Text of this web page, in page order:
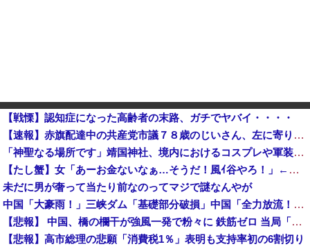
【戦慄】認知症になった高齢者の末路、ガチでヤバイ・・・・
【速報】赤旗配達中の共産党市議７８歳のじいさん、左に寄りすぎたか車で民家当て逃げ他
「神聖なる場所です」靖国神社、境内におけるコスプレや軍装の禁止を発表！
【たし蟹】女「あーお金ないなぁ…そうだ！風ｲ谷やろ！」←これ頭おかしいやろ
未だに男が奢って当たり前なのってマジで謎なんやが
中国「大豪雨！」三峡ダム「基礎部分破損」中国「全力放流！」台風13号「中国上陸予測」台風15号「中国接近（画像」中国「台風同時上陸！（穀物生産が壊滅危機」→
【悲報】 中国、橋の欄干が強風一発で粉々に 鉄筋ゼロ 当局「接着剤でくっつけただけ」「正常で、品質問題はない」
【悲報】高市総理の悲願「消費税1％」表明も支持率初の6割切り